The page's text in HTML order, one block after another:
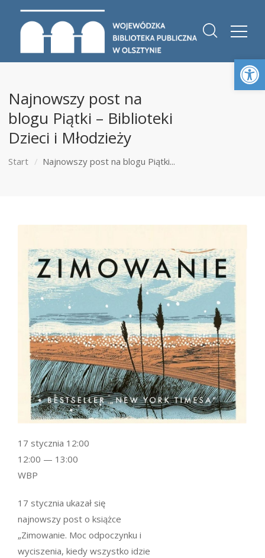
Najnowszy post na
blogu Piątki – Biblioteki
Dzieci i Młodzieży
Start Najnowszy post na blogu Piątki...
17 stycznia ukazał się
najnowszy post o książce
„Zimowanie. Moc odpoczynku i
wyciszenia, kiedy wszystko idzie
17 stycznia 12:00
12:00 — 13:00
WBP